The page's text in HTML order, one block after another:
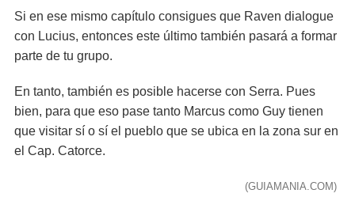
Si en ese mismo capítulo consigues que Raven dialogue
con Lucius, entonces este último también pasará a formar
parte de tu grupo.
En tanto, también es posible hacerse con Serra. Pues
bien, para que eso pase tanto Marcus como Guy tienen
que visitar sí o sí el pueblo que se ubica en la zona sur en
el Cap. Catorce.
(GUIAMANIA.COM)